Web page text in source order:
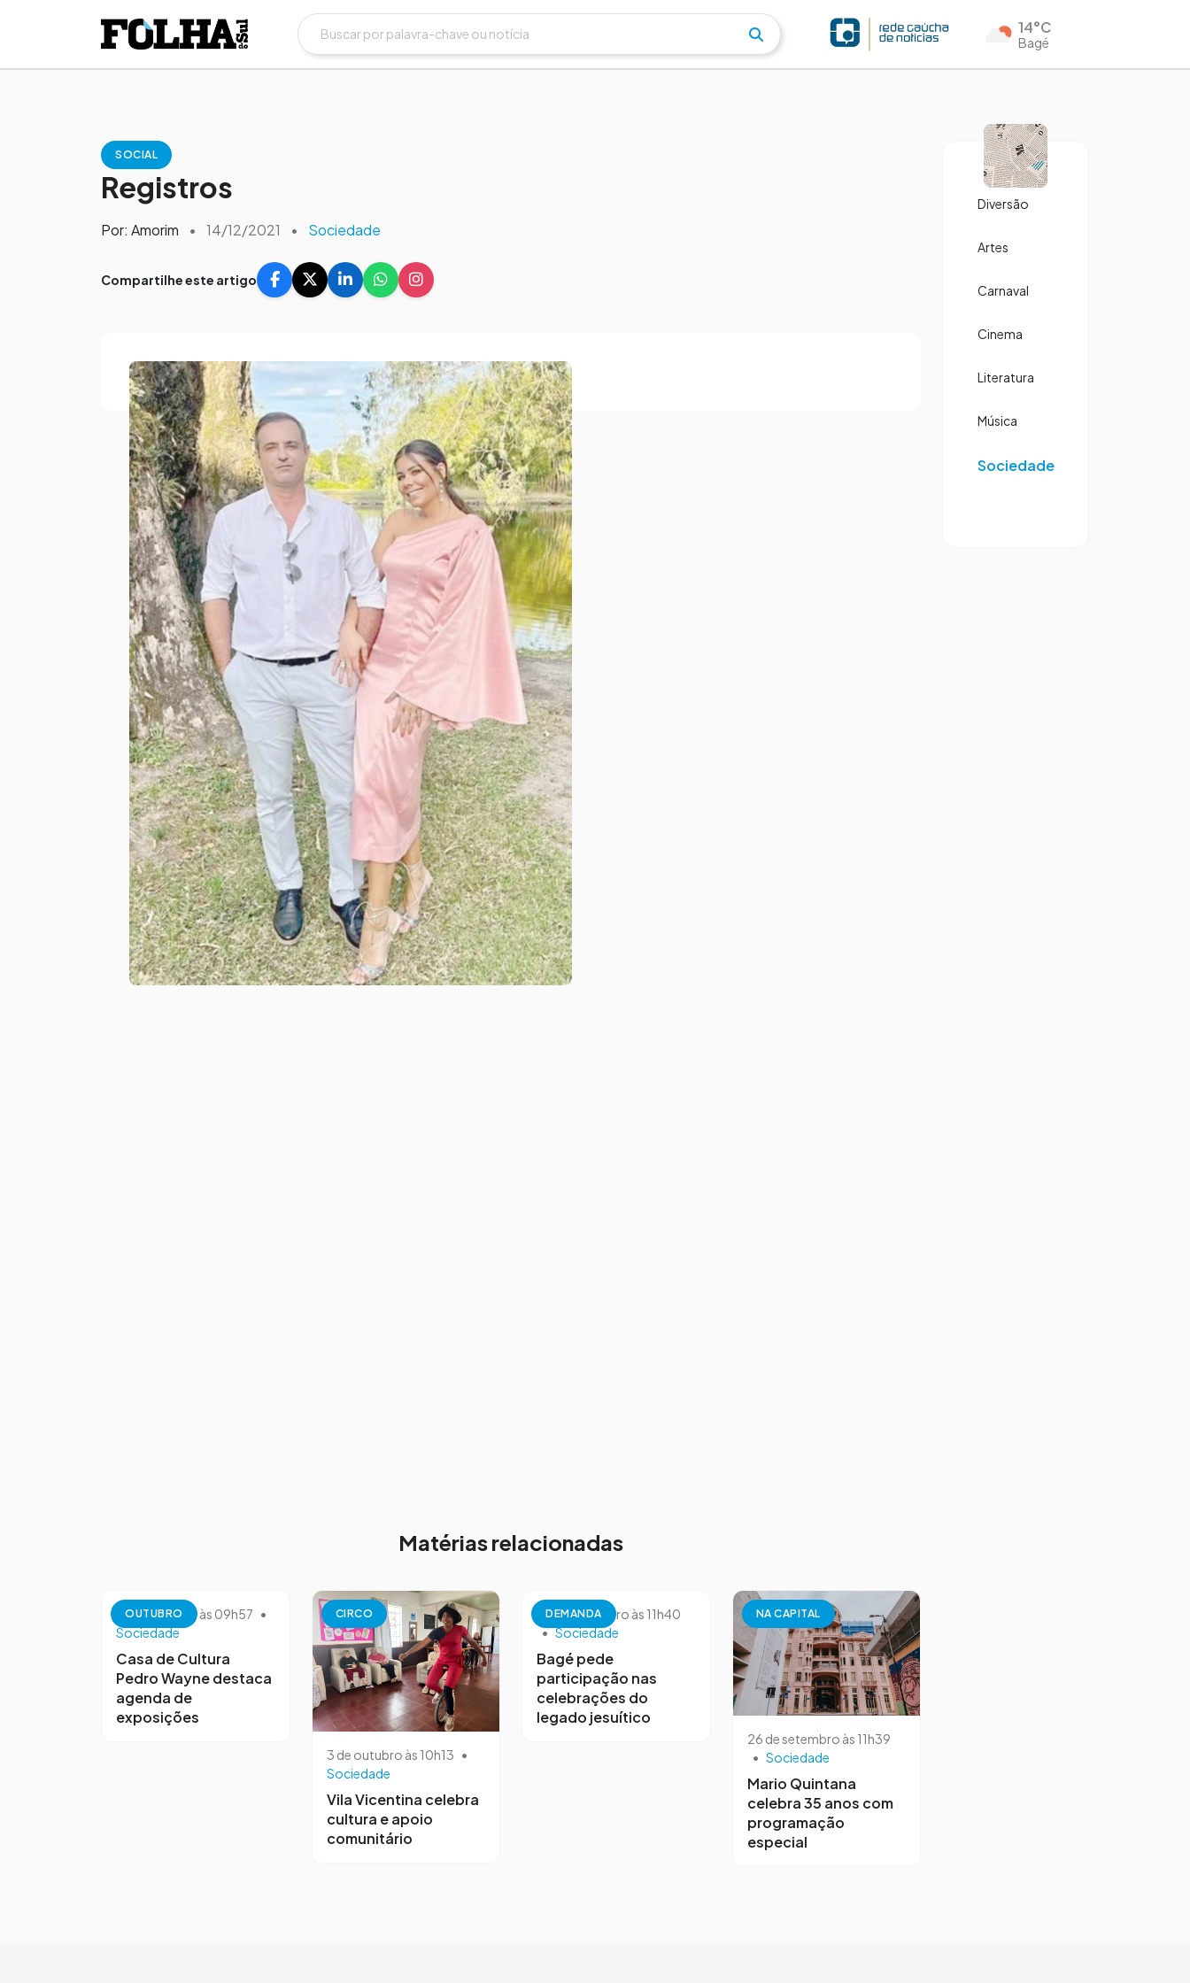
14°C
Bagé
SOCIAL
Registros
Por: Amorim • 14/12/2021 • Sociedade
Compartilhe este artigo
Matérias relacionadas
OUTUBRO
13 de outubro às 09h57 •
Sociedade
Casa de Cultura
Pedro Wayne destaca
agenda de
exposições
CIRCO
3 de outubro às 10h13 •
Sociedade
Vila Vicentina celebra
cultura e apoio
comunitário
DEMANDA
26 de setembro às 11h40
• Sociedade
Bagé pede
participação nas
celebrações do
legado jesuítico
NA CAPITAL
26 de setembro às 11h39
• Sociedade
Mario Quintana
celebra 35 anos com
programação
especial
Diversão
Artes
Carnaval
Cinema
Literatura
Música
Sociedade